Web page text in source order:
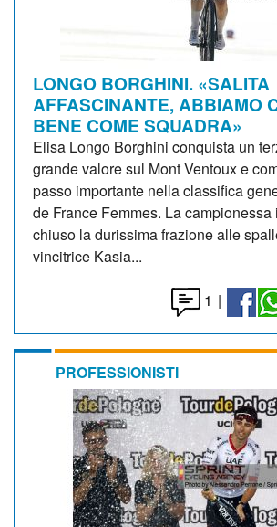
LONGO BORGHINI. «SALITA
AFFASCINANTE, ABBIAMO
BENE COME SQUADRA»
Elisa Longo Borghini conquista un
grande valore sul Mont Ventoux e
passo importante nella classifica
de France Femmes. La
chiuso la durissima frazione alle
vincitrice Kasia...
1 |
PROFESSIONISTI